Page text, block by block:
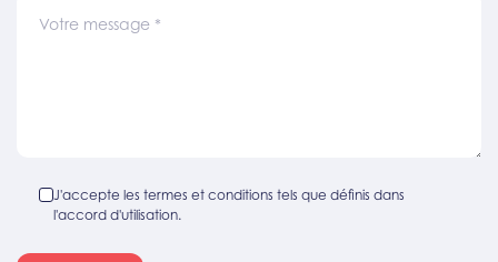
Votre message *
J'accepte les termes et conditions tels que définis dans
l'accord d'utilisation.